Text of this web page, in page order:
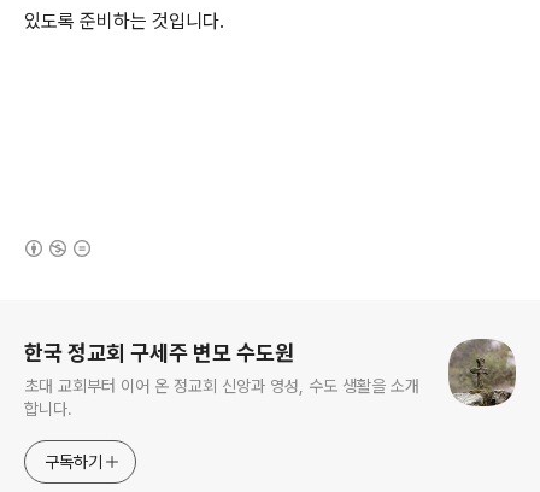
있도록 준비하는 것입니다.
한국 정교회 구세주 변모 수도원
초대 교회부터 이어 온 정교회 신앙과 영성, 수도 생활을 소개
합니다.
구독하기